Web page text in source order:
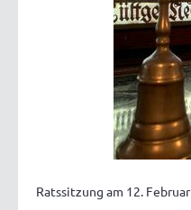
Ratssitzung am 12. Februar